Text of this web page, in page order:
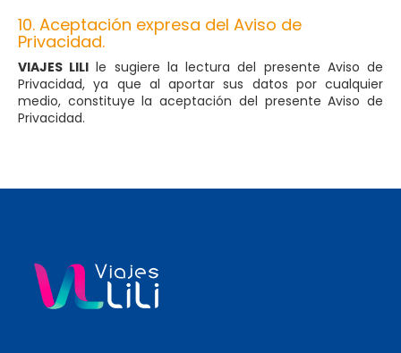
10. Aceptación expresa del Aviso de
Privacidad.
VIAJES LILI le sugiere la lectura del presente Aviso de
Privacidad, ya que al aportar sus datos por cualquier
medio, constituye la aceptación del presente Aviso de
Privacidad.